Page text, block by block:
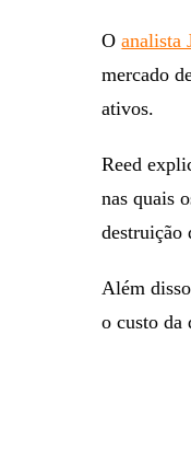
Oanalista
mercado
ativos.
Reed
nas quais
destruição
Além
o custo da